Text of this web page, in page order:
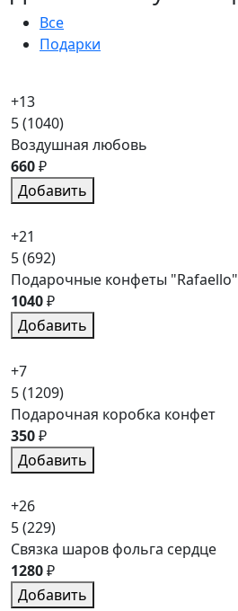
Все
Подарки
+13
5(1040)
Воздушная любовь
660₽
Добавить
+21
5(692)
Подарочные конфеты "Rafaello"
1040₽
Добавить
+7
5(1209)
Подарочная коробка конфет
350₽
Добавить
+26
5(229)
Связка шаров фольга сердце
1280₽
Добавить